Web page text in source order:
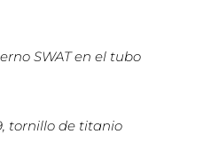
SWAT en el tubo
tornillo de titanio